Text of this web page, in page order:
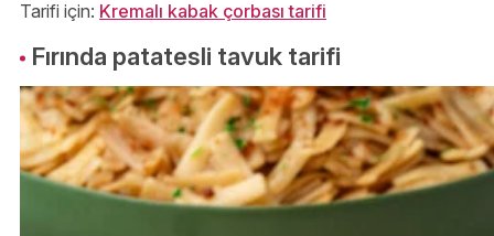
Tarifi için: Kremalı kabak çorbası tarifi
Fırında patatesli tavuk tarifi